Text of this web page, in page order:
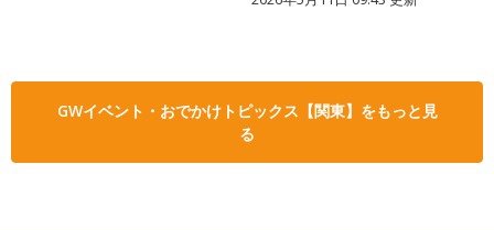
GWイベント・おでかけトピックス【関東】をもっと見
る